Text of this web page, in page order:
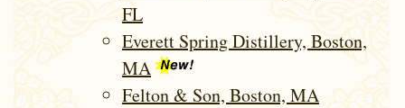
FL
Everett Spring Distillery, Boston,
MA
Felton & Son, Boston, MA